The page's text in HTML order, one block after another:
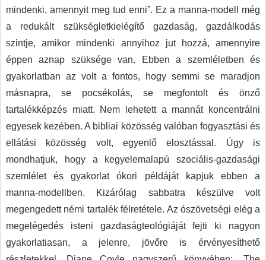
mindenki, amennyit meg tud enni”. Ez a manna-modell még
a redukált szükségletkielégítő gazdaság, gazdálkodás
szintje, amikor mindenki annyihoz jut hozzá, amennyire
éppen aznap szüksége van. Ebben a szemléletben és
gyakorlatban az volt a fontos, hogy semmi se maradjon
másnapra, se pocsékolás, se megfontolt és önző
tartalékképzés miatt. Nem lehetett a mannát koncentrálni
egyesek kezében. A bibliai közösség valóban fogyasztási és
ellátási közösség volt, egyenlő elosztással. Úgy is
mondhatjuk, hogy a kegyelemalapú szociális-gazdasági
szemlélet és gyakorlat ókori példáját kapjuk ebben a
manna-modellben. Kizárólag sabbatra készülve volt
megengedett némi tartalék félretétele. Az ószövetségi elég a
megelégedés isteni gazdaságteológiáját fejti ki nagyon
gyakorlatiasan, a jelenre, jövőre is érvényesíthető